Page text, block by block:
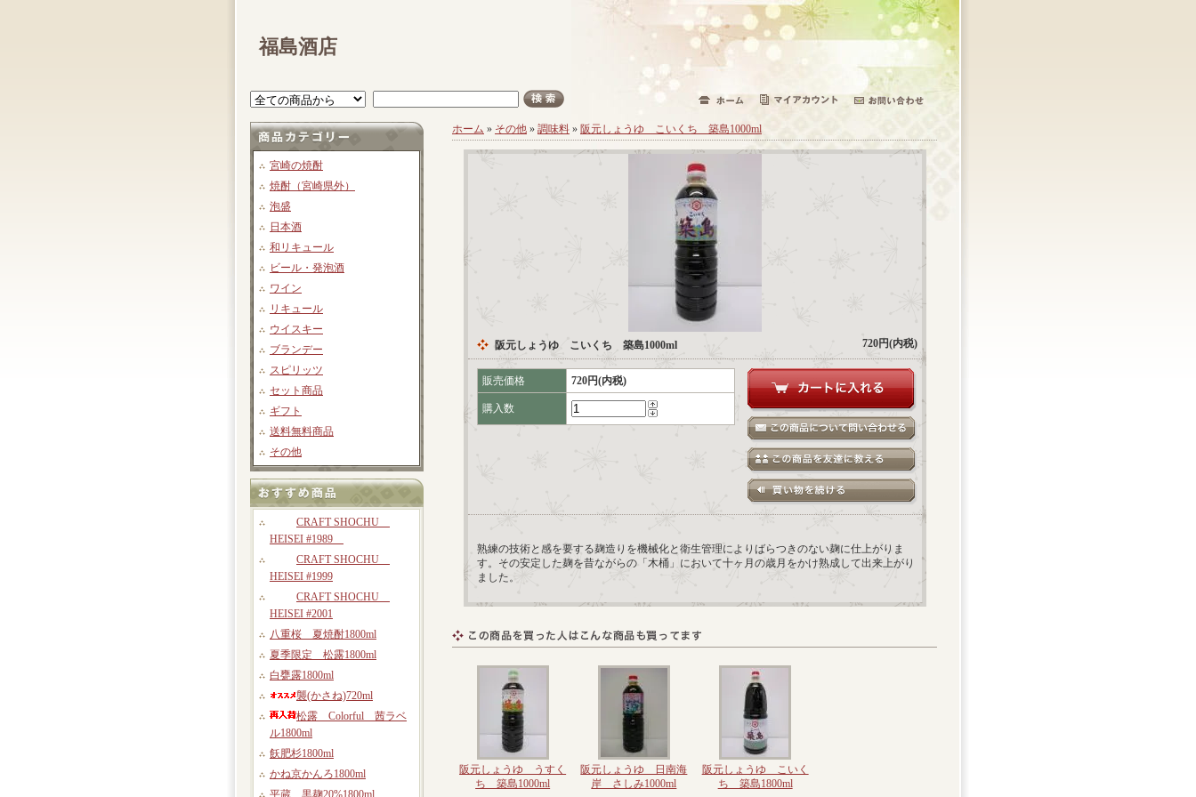
福島酒店
宮崎の焼酎
焼酎（宮崎県外）
泡盛
日本酒
和リキュール
ビール・発泡酒
ワイン
リキュール
ウイスキー
ブランデー
スピリッツ
セット商品
ギフト
送料無料商品
その他
CRAFT SHOCHU
HEISEI #1989
CRAFT SHOCHU
HEISEI #1999
CRAFT SHOCHU
HEISEI #2001
八重桜 夏焼酎1800ml
夏季限定 松露1800ml
白甕露1800ml
襲(かさね)720ml
松露 Colorful 茜ラベ
ル1800ml
飫肥杉1800ml
かね京かんろ1800ml
平蔵 黒麹20%1800ml
ホーム » その他 » 調味料 » 阪元しょうゆ こいくち 築島1000ml
阪元しょうゆ こいくち 築島1000ml 720円(内税)
販売価格 720円(内税)
購入数
熟練の技術と感を要する麹造りを機械化と衛生管理によりばらつきのない麹に仕上がりま
す。その安定した麹を昔ながらの「木桶」において十ヶ月の歳月をかけ熟成して出来上がり
ました。
阪元しょうゆ うすく
ち 築島1000ml
阪元しょうゆ 日南海
岸 さしみ1000ml
阪元しょうゆ こいく
ち 築島1800ml